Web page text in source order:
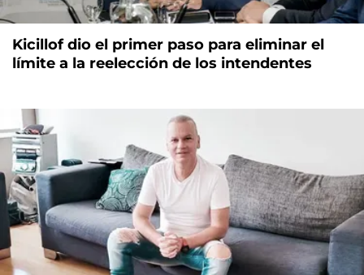
Kicillof dio el primer paso para eliminar el
límite a la reelección de los intendentes